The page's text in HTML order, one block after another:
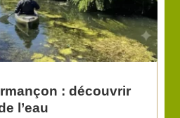
: découvrir
l’eau